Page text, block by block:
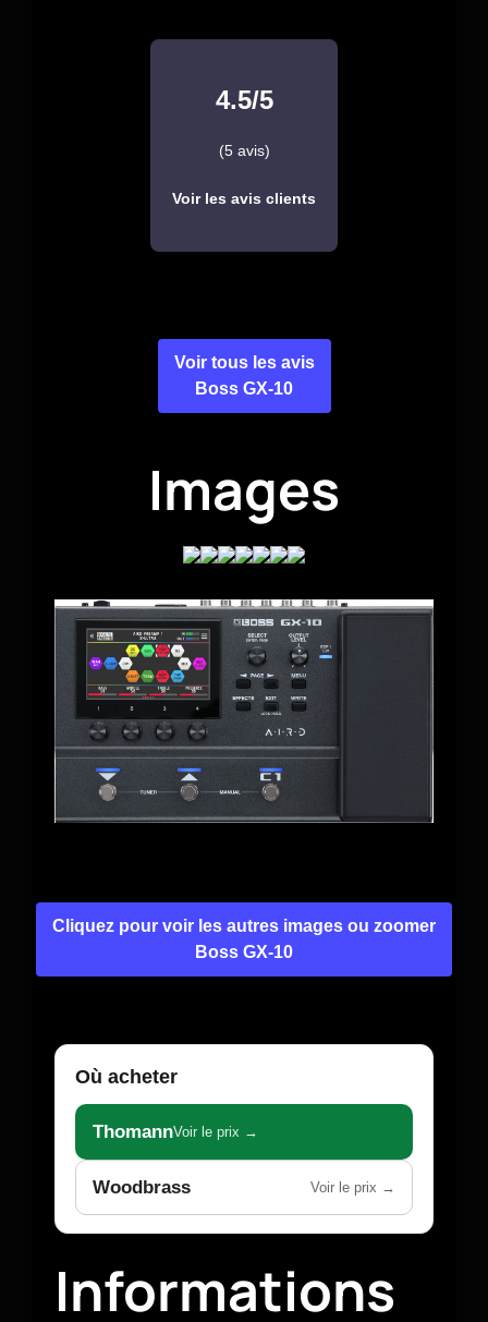
4.5/5
(5 avis)
Voir les avis clients
Voir tous les avis
Boss GX-10
Images
Cliquez pour voir les autres images ou zoomer
Boss GX-10
Où acheter
ThomannVoir le prix →
Woodbrass Voir le prix →
Informations